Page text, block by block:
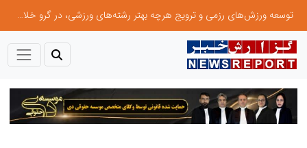
توسعه ورزش‌های رزمی و ترویج هرچه بهتر رشته‌های ورزشی، در گرو خلاقیت و نوآوری است